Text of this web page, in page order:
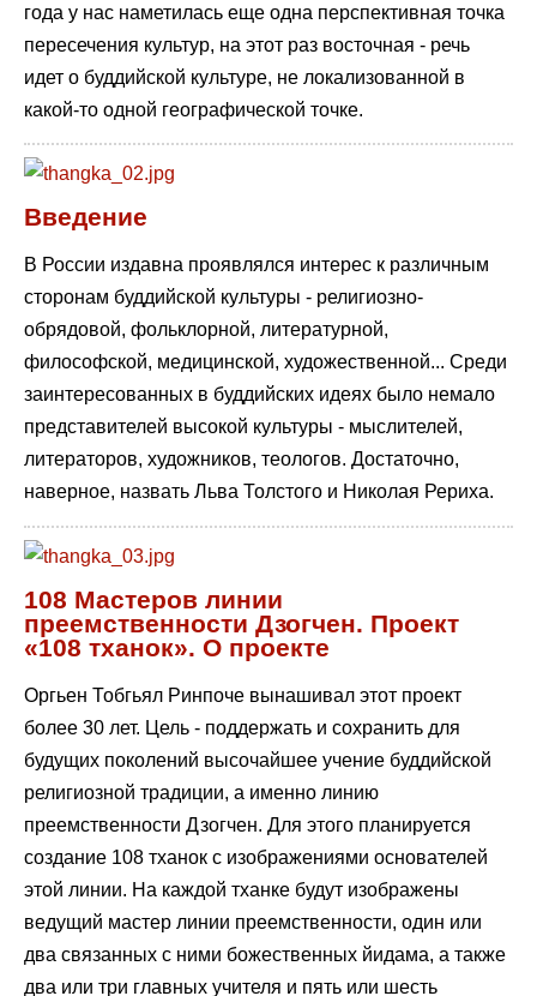
года у нас наметилась еще одна перспективная точка
пересечения культур, на этот раз восточная - речь
идет о буддийской культуре, не локализованной в
какой-то одной географической точке.
Введение
В России издавна проявлялся интерес к различным
сторонам буддийской культуры - религиозно-
обрядовой, фольклорной, литературной,
философской, медицинской, художественной... Среди
заинтересованных в буддийских идеях было немало
представителей высокой культуры - мыслителей,
литераторов, художников, теологов. Достаточно,
наверное, назвать Льва Толстого и Николая Рериха.
108 Мастеров линии
преемственности Дзогчен. Проект
«108 тханок». О проекте
Оргьен Тобгьял Ринпоче вынашивал этот проект
более 30 лет. Цель - поддержать и сохранить для
будущих поколений высочайшее учение буддийской
религиозной традиции, а именно линию
преемственности Дзогчен. Для этого планируется
создание 108 тханок с изображениями основателей
этой линии. На каждой тханке будут изображены
ведущий мастер линии преемственности, один или
два связанных с ними божественных йидама, а также
два или три главных учителя и пять или шесть